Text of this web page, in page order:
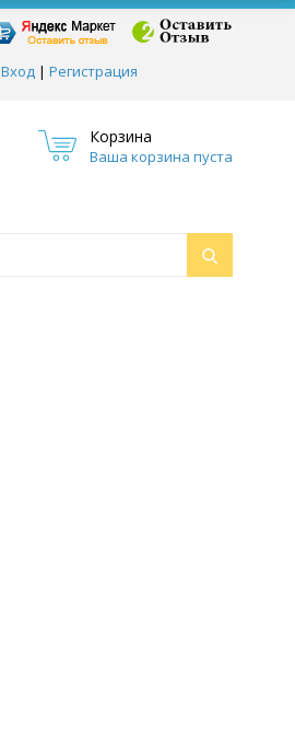
Вход | Регистрация
Корзина
Ваша корзина пуста